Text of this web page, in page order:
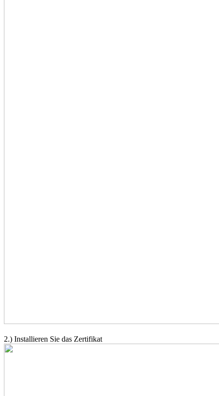
2.) Installieren Sie das Zertifikat